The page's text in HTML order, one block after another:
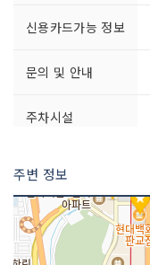
신용카드가능 정보
문의 및 안내
주차시설
이용시간
주변 정보